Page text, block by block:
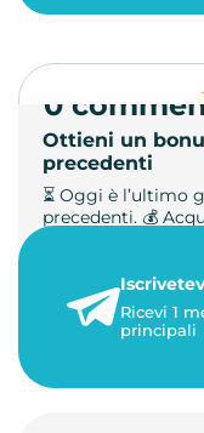
Ottieni un
precedenti
⏳ Oggi è l’ultimo
precedenti. 💰
23 maggio 2026
1 minuto di lettura
0
Ricevi 1
principali